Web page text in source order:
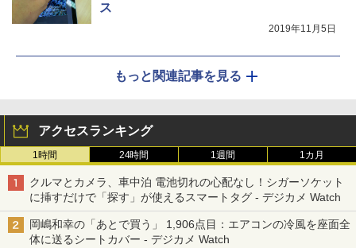
ス
2019年11月5日
もっと関連記事を見る
アクセスランキング
1時間 24時間 1週間 1カ月
クルマとカメラ、車中泊 電池切れの心配なし！シガーソケット
に挿すだけで「探す」が使えるスマートタグ - デジカメ Watch
岡嶋和幸の「あとで買う」 1,906点目：エアコンの冷風を座面全
体に送るシートカバー - デジカメ Watch